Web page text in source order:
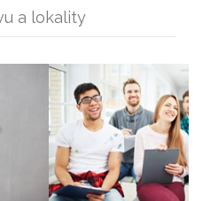
a lokality